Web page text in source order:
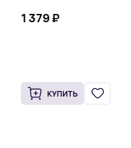
1 379 ₽
КУПИТЬ